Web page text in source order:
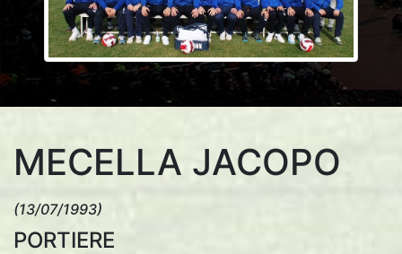
MECELLA JACOPO
(13/07/1993)
PORTIERE